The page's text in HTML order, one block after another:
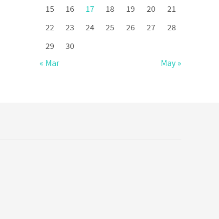
« Mar May »
15
16 17 18 19 20
21
22
23 24 25 26 27
28
29
30